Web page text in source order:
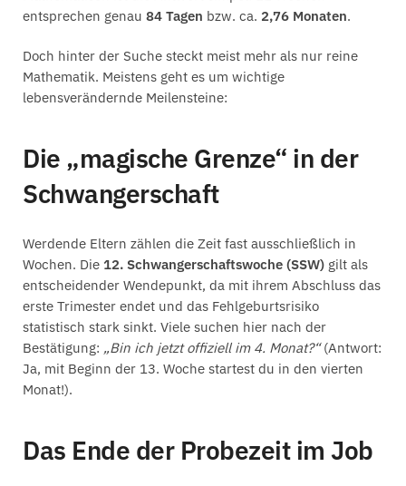
entsprechen genau 84 Tagen bzw. ca. 2,76 Monaten.
Doch hinter der Suche steckt meist mehr als nur reine
Mathematik. Meistens geht es um wichtige
lebensverändernde Meilensteine:
Die „magische Grenze“ in der
Schwangerschaft
Werdende Eltern zählen die Zeit fast ausschließlich in
Wochen. Die 12. Schwangerschaftswoche (SSW) gilt als
entscheidender Wendepunkt, da mit ihrem Abschluss das
erste Trimester endet und das Fehlgeburtsrisiko
statistisch stark sinkt. Viele suchen hier nach der
Bestätigung: „Bin ich jetzt offiziell im 4. Monat?“(Antwort:
Ja, mit Beginn der 13. Woche startest du in den vierten
Monat!).
Das Ende der Probezeit im Job